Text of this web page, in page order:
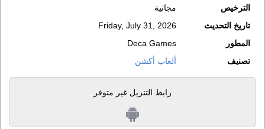
الترخيص
مجانية
تاريخ التحديث
Friday, July 31, 2026
المطور
Deca Games
تصنيف
ألعاب أكشن
رابط التنزيل غير متوفر